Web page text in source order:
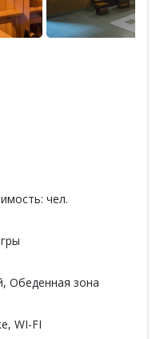
чел.
Обеденная зона
, WI-FI